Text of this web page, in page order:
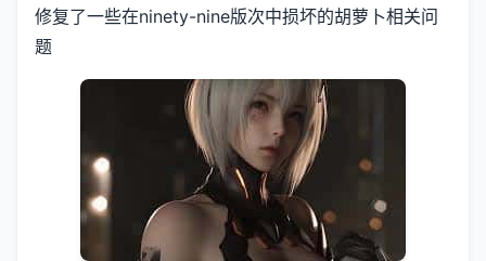
修复了一些在ninety-nine版次中损坏的胡萝卜相关问
题